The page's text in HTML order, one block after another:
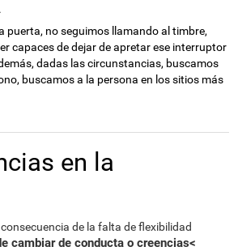
puerta, no seguimos llamando al timbre,
capaces de dejar de apretar ese interruptor
dadas las circunstancias, buscamos
buscamos a la persona en los sitios más
en la
de la falta de flexibilidad
cambiar de conducta o creencias<